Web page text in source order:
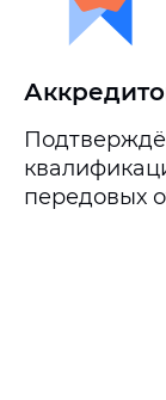
передовых